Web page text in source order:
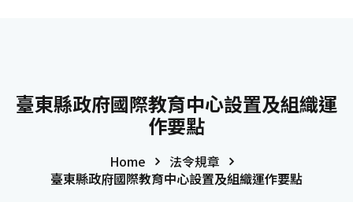
臺東縣政府國際教育中心設置及組織運
作要點
Home
法令規章
臺東縣政府國際教育中心設置及組織運作要點